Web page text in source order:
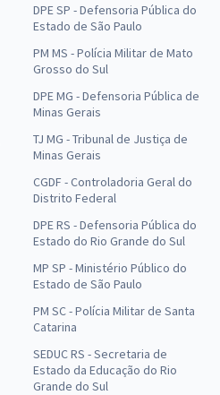
DPE SP - Defensoria Pública do
Estado de São Paulo
PM MS - Polícia Militar de Mato
Grosso do Sul
DPE MG - Defensoria Pública de
Minas Gerais
TJ MG - Tribunal de Justiça de
Minas Gerais
CGDF - Controladoria Geral do
Distrito Federal
DPE RS - Defensoria Pública do
Estado do Rio Grande do Sul
MP SP - Ministério Público do
Estado de São Paulo
PM SC - Polícia Militar de Santa
Catarina
SEDUC RS - Secretaria de
Estado da Educação do Rio
Grande do Sul